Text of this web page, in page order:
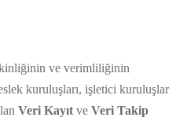
ve verimliliğinin
kuruluşları, işletici kuruluşlar
Veri Kayıt ve Veri Takip